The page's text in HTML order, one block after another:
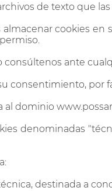
de texto que
cookies en
ante
consentimiento, por
dominio
denominadas
destinada a